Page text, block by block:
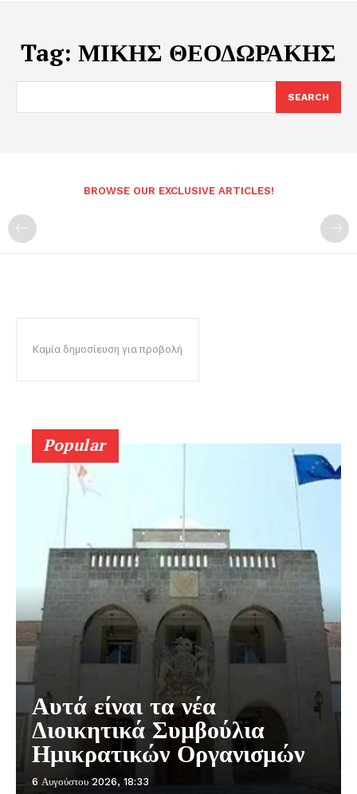
Tag: ΜΙΚΗΣ ΘΕΟΔΩΡΑΚΗΣ
SEARCH
BROWSE OUR EXCLUSIVE ARTICLES!
Καμία δημοσίευση για προβολή
Popular
Αυτά είναι τα νέα
Διοικητικά Συμβούλια
Ημικρατικών Οργανισμών
6 Αυγούστου 2026, 18:33